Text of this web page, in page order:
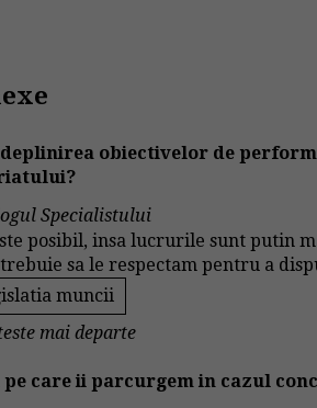
obiectivelor de
Specialistului
posibil, insa lucrurile sunt putin
sa le respectam pentru a
muncii
mai departe
pe care ii parcurgem in cazul